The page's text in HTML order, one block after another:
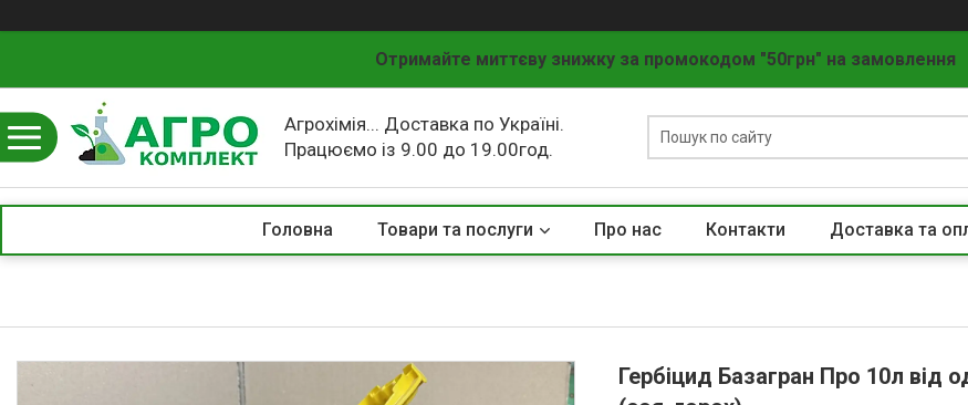
Отримайте миттєву знижку за промокодом "50грн" на замовлення
Агрохімія... Доставка по Україні.
Працюємо із 9.00 до 19.00год.
Головна Товари та послуги Про нас Контакти Доставка та
Гербіцид Базагран Про 10л від